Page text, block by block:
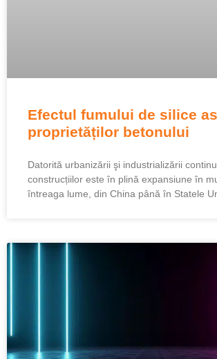
Efectul fumului de silice
proprietăților betonului
Datorită urbanizării şi industrializării
construcțiilor este în plină expansiune în
întreaga lume, din China până în Statele